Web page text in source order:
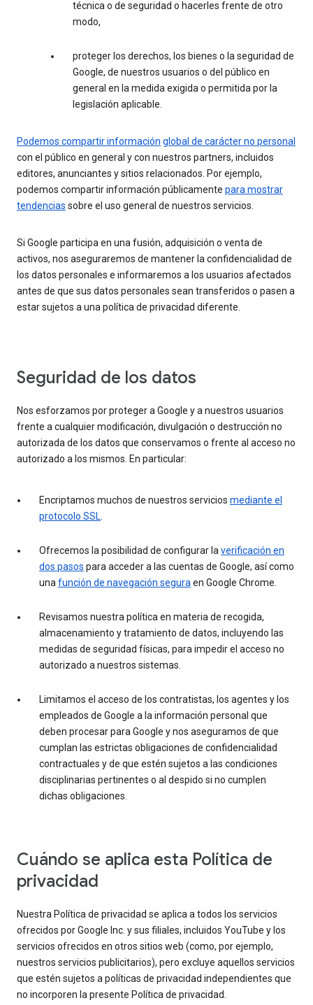
técnica o de seguridad o hacerles frente de otro
modo,
proteger los derechos, los bienes o la seguridad de
Google, de nuestros usuarios o del público en
general en la medida exigida o permitida por la
legislación aplicable.
Podemos compartir información global de carácter no personal
con el público en general y con nuestros partners, incluidos
editores, anunciantes y sitios relacionados. Por ejemplo,
podemos compartir información públicamente para mostrar
tendencias sobre el uso general de nuestros servicios.
Si Google participa en una fusión, adquisición o venta de
activos, nos aseguraremos de mantener la confidencialidad de
los datos personales e informaremos a los usuarios afectados
antes de que sus datos personales sean transferidos o pasen a
estar sujetos a una política de privacidad diferente.
Seguridad de los datos
Nos esforzamos por proteger a Google y a nuestros usuarios
frente a cualquier modificación, divulgación o destrucción no
autorizada de los datos que conservamos o frente al acceso no
autorizado a los mismos. En particular:
Encriptamos muchos de nuestros servicios mediante el
protocolo SSL.
Ofrecemos la posibilidad de configurar laverificación en
dos pasos para acceder a las cuentas de Google, así como
unafunción de navegación seguraen Google Chrome.
Revisamos nuestra política en materia de recogida,
almacenamiento y tratamiento de datos, incluyendo las
medidas de seguridad físicas, para impedir el acceso no
autorizado a nuestros sistemas.
Limitamos el acceso de los contratistas, los agentes y los
empleados de Google a la información personal que
deben procesar para Google y nos aseguramos de que
cumplan las estrictas obligaciones de confidencialidad
contractuales y de que estén sujetos a las condiciones
disciplinarias pertinentes o al despido si no cumplen
dichas obligaciones.
Cuándo se aplica esta Política de
privacidad
Nuestra Política de privacidad se aplica a todos los servicios
ofrecidos por Google Inc. y sus filiales, incluidos YouTube y los
servicios ofrecidos en otros sitios web (como, por ejemplo,
nuestros servicios publicitarios), pero excluye aquellos servicios
que estén sujetos a políticas de privacidad independientes que
no incorporen la presente Política de privacidad.